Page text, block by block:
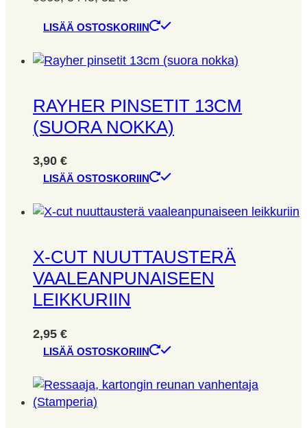
LISÄÄ OSTOSKORIIN
RAYHER PINSETIT 13CM
(SUORA NOKKA)
3,90 €
LISÄÄ OSTOSKORIIN
X-CUT NUUTTAUSTERÄ
VAALEANPUNAISEEN
LEIKKURIIN
2,95 €
LISÄÄ OSTOSKORIIN